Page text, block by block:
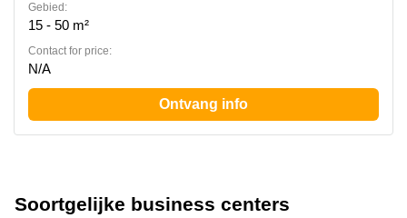
Gebied:
15 - 50 m²
Contact for price:
N/A
Ontvang info
Soortgelijke business centers